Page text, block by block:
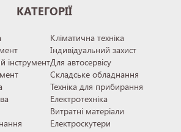
КАТЕГОРІЇ
інструмент
Кліматична техніка
Індивідуальний захист
Для автосервісу
Складське обладнання
Техніка для прибирання
Електротехніка
Витратні матеріали
Електроскутери